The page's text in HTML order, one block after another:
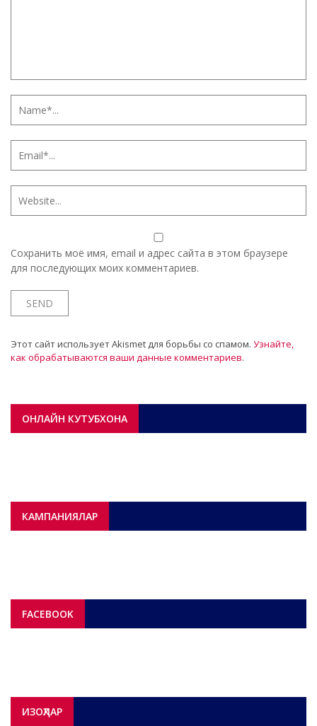
Сохранить моё имя, email и адрес сайта в этом браузере
для последующих моих комментариев.
Этот сайт использует Akismet для борьбы со спамом. Узнайте,
как обрабатываются ваши данные комментариев.
ОНЛАЙН КУТУБХОНА
КАМПАНИЯЛАР
FACEBOOK
ИЗОҲЛАР